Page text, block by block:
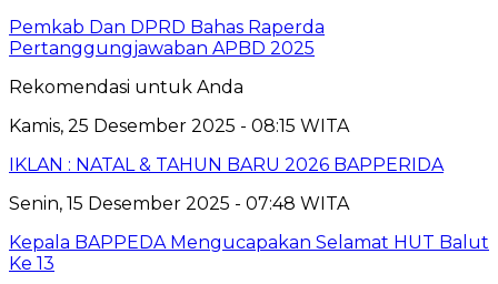
Pemkab Dan DPRD Bahas Raperda
Pertanggungjawaban APBD 2025
Rekomendasi untuk Anda
Kamis, 25 Desember 2025 - 08:15 WITA
IKLAN : NATAL & TAHUN BARU 2026 BAPPERIDA
Senin, 15 Desember 2025 - 07:48 WITA
Kepala BAPPEDA Mengucapakan Selamat HUT Balut
Ke 13